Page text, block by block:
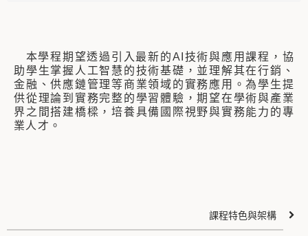
本學程期望透過引入最新的AI技術與應用課程，協
助學生掌握人工智慧的技術基礎，並理解其在行銷、
金融、供應鏈管理等商業領域的實務應用。為學生提
供從理論到實務完整的學習體驗，期望在學術與產業
界之間搭建橋樑，培養具備國際視野與實務能力的專
業人才。
課程特色與架構